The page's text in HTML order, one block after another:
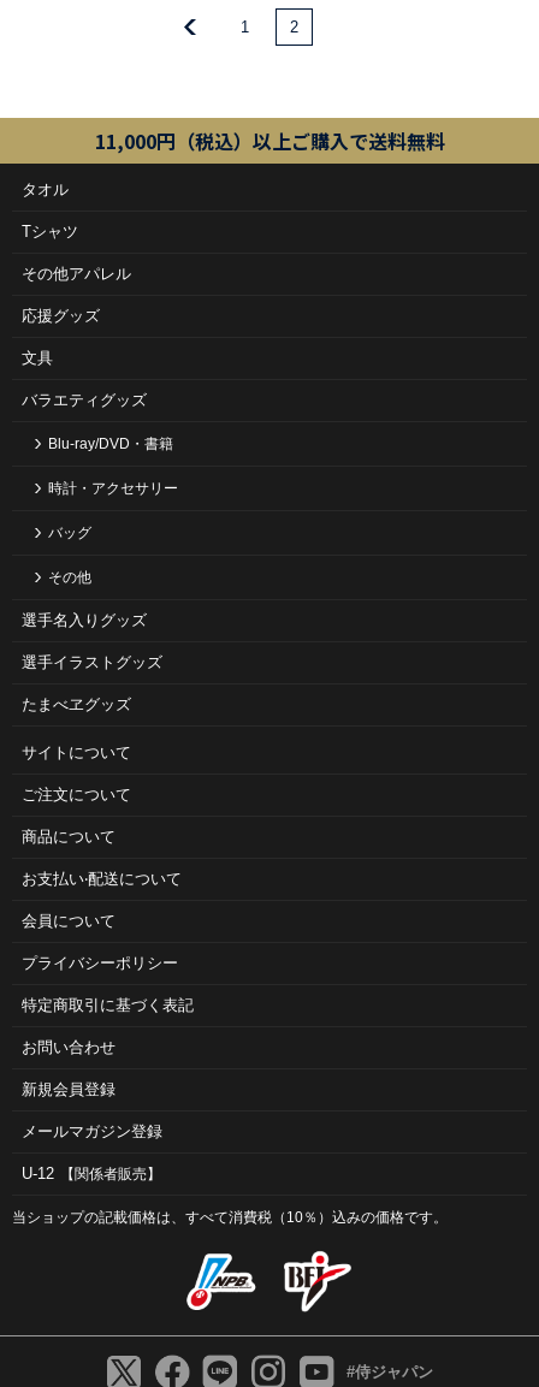
1 2
11,000円（税込）以上ご購入で送料無料
タオル
Tシャツ
その他アパレル
応援グッズ
文具
バラエティグッズ
Blu-ray/DVD・書籍
時計・アクセサリー
バッグ
その他
選手名入りグッズ
選手イラストグッズ
たまべヱグッズ
サイトについて
ご注⽂について
商品について
お⽀払い‧配送について
会員について
プライバシーポリシー
特定商取引に基づく表記
お問い合わせ
新規会員登録
メールマガジン登録
U-12 【関係者販売】
当ショップの記載価格は、すべて消費税（10％）込みの価格です。
#侍ジャパン